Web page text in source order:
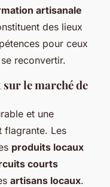
artisanale
des lieux
pour ceux
reconvertir.
le marché de
et une
flagrante. Les
produits locaux
courts
artisans locaux.